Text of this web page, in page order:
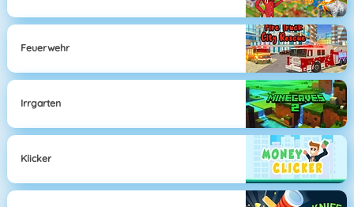
Feuerwehr
Irrgarten
Klicker